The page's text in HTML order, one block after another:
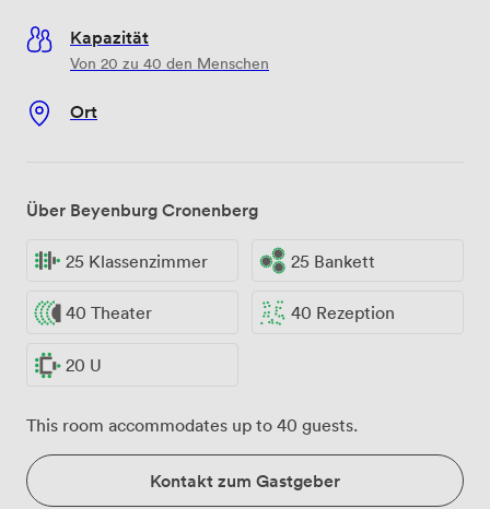
Kapazität
Von 20 zu 40 den Menschen
Ort
Über Beyenburg Cronenberg
25 Klassenzimmer 25 Bankett
40 Theater 40 Rezeption
20 U
This room accommodates up to 40 guests.
Kontakt zum Gastgeber